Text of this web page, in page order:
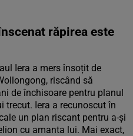
răpirea este
Iera a mers însoțit de
riscând să
de închisoare pentru planul
trecut. Iera a recunoscut în
un plan riscant pentru a-și
cu amanta lui. Mai exact,